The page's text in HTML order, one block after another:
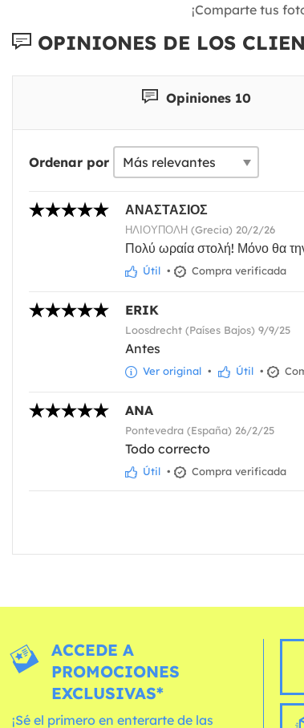
¡Comparte tus
OPINIONES DE LOS
Opiniones 10
Ordenar por
ΑΝΑΣΤΑΣΙΟΣ
ΗΛΙΟΥΠΟΛΗ (Grecia) 20/2/26
Πολύ ωραία στολή! Μόνο θα
Útil • Compra verificada
ERIK
Loosdrecht (Países Bajos) 9/9/25
Antes
Ver original • Útil •
ANA
Pontevedra (España) 26/2/25
Todo correcto
Útil • Compra verificada
ACCEDE A
PROMOCIONES
EXCLUSIVAS*
¡Sé el primero en enterarte de las